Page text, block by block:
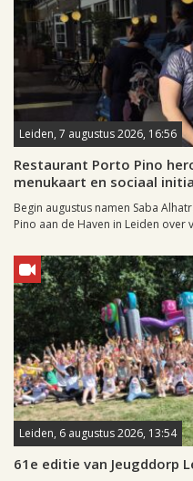
Leiden, 7 augustus 2026, 16:56
Restaurant Porto Pino
menukaart en sociaal
Begin augustus namen Saba
Pino aan de Haven in Leiden over
Leiden, 6 augustus 2026, 13:54
61e editie van Jeugddorp